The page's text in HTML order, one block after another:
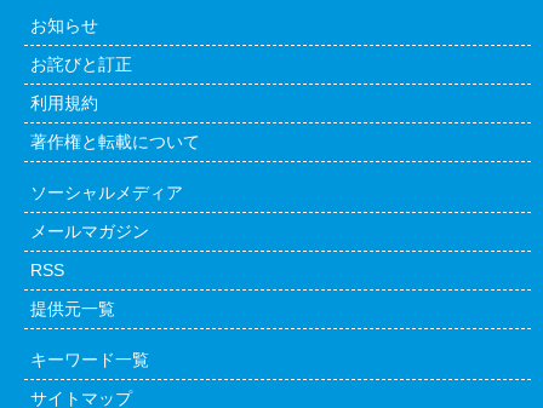
お知らせ
お詫びと訂正
利用規約
著作権と転載について
ソーシャルメディア
メールマガジン
RSS
提供元一覧
キーワード一覧
サイトマップ